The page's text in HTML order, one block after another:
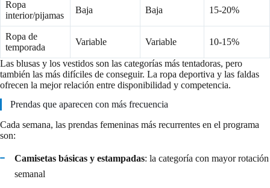
Ropa
interior/pijamas
Baja Baja 15-20%
Ropa de
temporada
Variable Variable 10-15%
Las blusas y los vestidos son las categorías más tentadoras, pero
también las más difíciles de conseguir. La ropa deportiva y las faldas
ofrecen la mejor relación entre disponibilidad y competencia.
Prendas que aparecen con más frecuencia
Cada semana, las prendas femeninas más recurrentes en el programa
son:
Camisetas básicas y estampadas: la categoría con mayor rotación
semanal